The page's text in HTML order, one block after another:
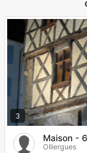
3
Maison -
Olliergues